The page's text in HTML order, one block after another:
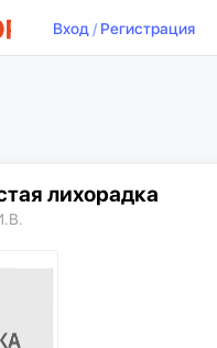
Вход/ Регистрация
лихорадка